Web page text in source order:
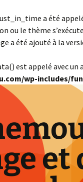
a été
ou le thème
a été ajouté à la
est appelé avec
wp-includes/
et